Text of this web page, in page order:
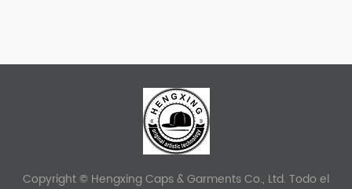
Copyright © Hengxing Caps & Garments Co., Ltd. Todo el